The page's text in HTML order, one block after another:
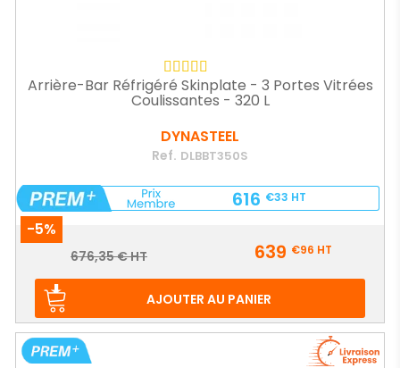
Arrière-Bar Réfrigéré Skinplate - 3 Portes Vitrées
Coulissantes - 320 L
DYNASTEEL
Ref. DLBBT350S
616 €33 HT
-5%
Prix
Prix
676,35 € HT 639 €96 HT
AJOUTER AU PANIER